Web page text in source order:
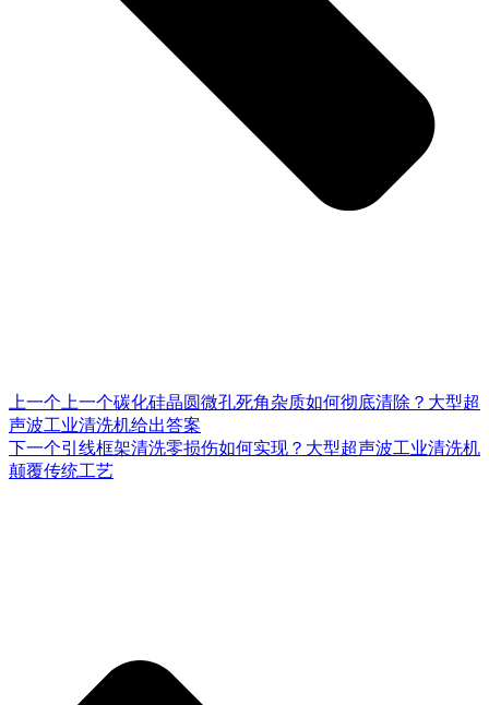
上一个 上一个碳化硅晶圆微孔死角杂质如何彻底清除？大型超
声波工业清洗机给出答案
下一个引线框架清洗零损伤如何实现？大型超声波工业清洗机
颠覆传统工艺